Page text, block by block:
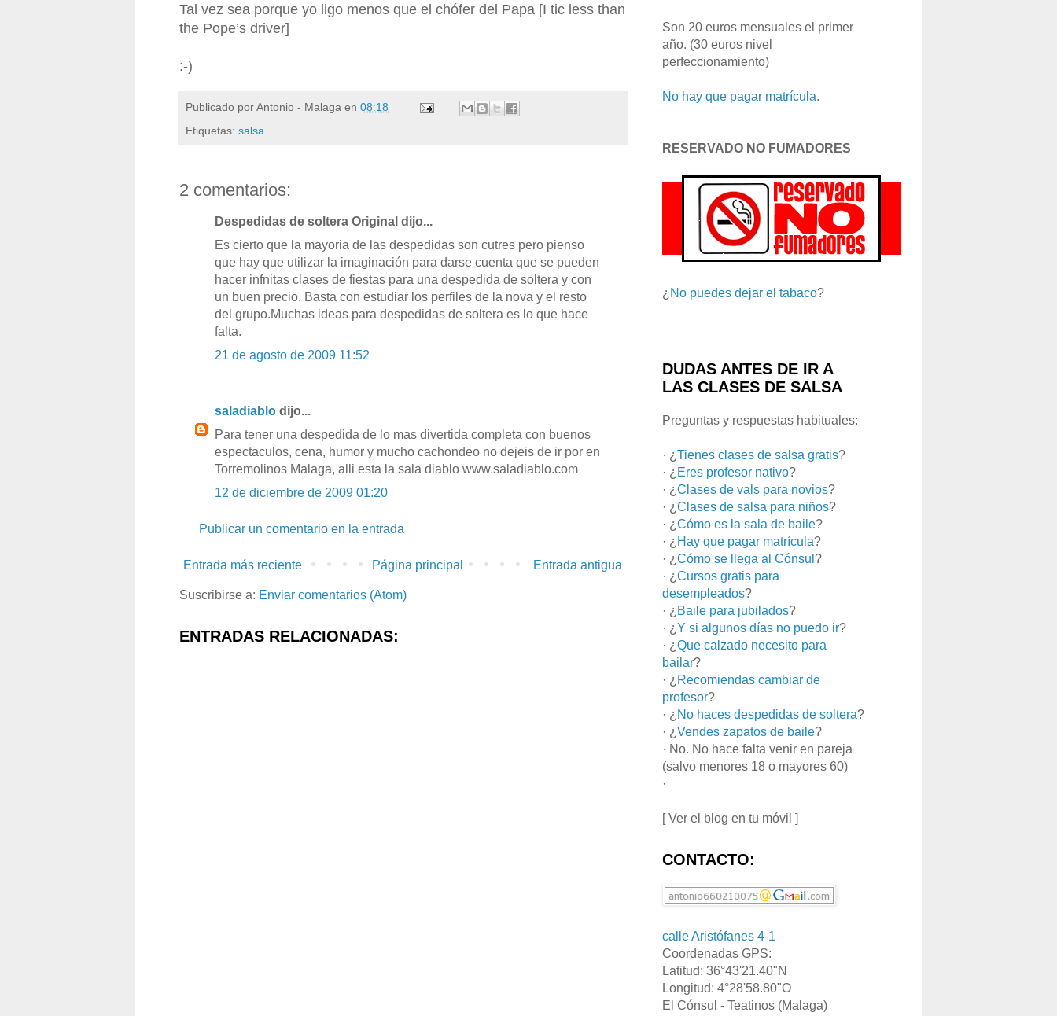
Tal vez sea porque yo ligo menos que el chófer del Papa [I tic less than
the Pope’s driver]
:-)
Publicado porAntonio - Malaga en 08:18
Etiquetas: salsa
2 comentarios:
Despedidas de soltera Original dijo...
Es cierto que la mayoria de las despedidas son cutres pero pienso
que hay que utilizar la imaginación para darse cuenta que se pueden
hacer infnitas clases de fiestas para una despedida de soltera y con
un buen precio. Basta con estudiar los perfiles de la nova y el resto
del grupo.Muchas ideas para despedidas de soltera es lo que hace
falta.
21 de agosto de 2009 11:52
saladiablo dijo...
Para tener una despedida de lo mas divertida completa con buenos
espectaculos, cena, humor y mucho cachondeo no dejeis de ir por en
Torremolinos Malaga, alli esta la sala diablo www.saladiablo.com
12 de diciembre de 2009 01:20
Publicar un comentario en la entrada
Entrada más reciente Entrada antigua
Página principal
Suscribirse a: Enviar comentarios (Atom)
ENTRADAS RELACIONADAS:
Son 20 euros mensuales el primer
año. (30 euros nivel
perfeccionamiento)
No hay que pagar matrícula.
RESERVADO NO FUMADORES
¿ No puedes dejar el tabaco?
DUDAS ANTES DE IR A
LAS CLASES DE SALSA
Preguntas y respuestas habituales:
· ¿ Tienes clases de salsa gratis?
· ¿ Eres profesor nativo?
· ¿ Clases de vals para novios?
· ¿ Clases de salsa para niños?
· ¿ Cómo es la sala de baile?
· ¿ Hay que pagar matrícula?
· ¿ Cómo se llega al Cónsul ?
· ¿ Cursos gratis para
desempleados?
· ¿ Baile para jubilados?
· ¿ Y si algunos días no puedo ir?
· ¿ Que calzado necesito para
bailar?
· ¿ Recomiendas cambiar de
profesor?
· ¿ No haces despedidas de soltera?
· ¿ Vendes zapatos de baile?
· No. No hace falta venir en pareja
(salvo menores 18 o mayores 60)
·
[ Ver el blog en tu móvil ]
CONTACTO:
calle Aristófanes 4-1
Coordenadas GPS:
Latitud: 36°43'21.40"N
Longitud: 4°28'58.80"O
El Cónsul - Teatinos (Malaga)